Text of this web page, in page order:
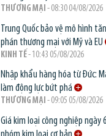
THƯƠNG MẠI - 08:30 04/08/2026
Trung Quốc bảo vệ mô hình
phán thương mại với Mỹ và EU
KINH TẾ- 10:43 05/08/2026
Nhập khẩu hàng hóa từ Đức:
làm động lực bứt phá
THƯƠNG MẠI - 09:05 05/08/2026
Giá kim loại công nghiệp